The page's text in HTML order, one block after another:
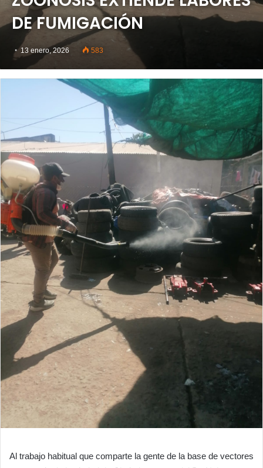
DE FUMIGACIÓN
13 enero, 2026 583
Al trabajo habitual que comparte la gente de la base de vectores